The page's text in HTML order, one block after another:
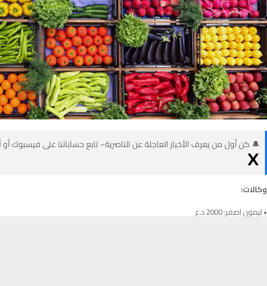
🔔 كن أول من يعرف الأخبار العاجلة عن الناصرية– تابع حساباتنا على فيسبوك
وكالات:
• ليمون اصفر: 2000 د.ع